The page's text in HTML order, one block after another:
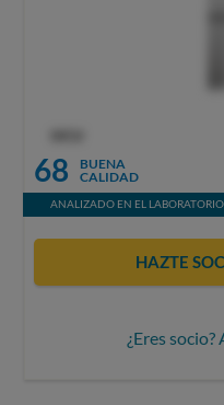
68
BUENA
CALIDAD
ANALIZADO EN EL LABORATORIO
HAZTE
¿Eres